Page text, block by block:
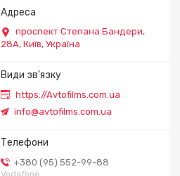
проспект Степана Бандери,
28А, Київ, Україна
https://Avtofilms.com.ua
info@avtofilms.com.ua
+380 (95) 552-99-88
Vodafone